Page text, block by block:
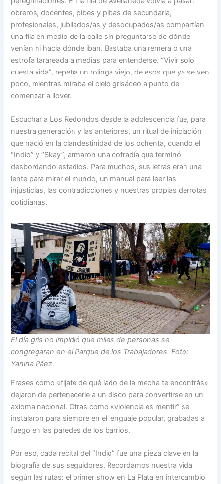
obreros, docentes, pibes y pibas de secundaria,
profesionales, jubilados/as y desocupados/as compartían
una fila en medio de la calle sin preguntarse de dónde
venían ni hacia dónde iban. Bastaba una remera o una
estrofa tarareada a medias para entenderse. “Vivir solo
cuesta vida”, repetía un rolinga viejo, de esos que ya se ven
poco, mientras miraba el cielo grisáceo a punto de
comenzar a llover.
Escuchar a Los Redondos desde la adolescencia fue, para
nuestra generación y las anteriores, un ritual de iniciación
que nació en la clandestinidad de los ochenta, cuando el
“Indio” y “Skay”, armaron una cofradía que terminó
desbordando estadios. Para muchos, sus letras eran una
lente para mirar el mundo, un manual para leer las
injusticias, las contradicciones y nuestras propias derrotas
cotidianas.
El día gris no impidió que miles de personas se
congregaran en el Parque de los Trabajadores. Foto:
Yanina Páez
Frases como «fijate de qué lado de la mecha te encontrás»
dejaron de pertenecerle a un disco para convertirse en un
axioma nacional. Otras como «violencia es mentir” se
instalaron para siempre en el lenguaje popular, grabadas a
fuego en las paredes de los barrios.
Por eso, cada recital del “Indio” fue una pieza clave en la
biografía de sus seguidores. Recordamos nuestra vida
según las rutas: el primer show en La Plata en intercambio